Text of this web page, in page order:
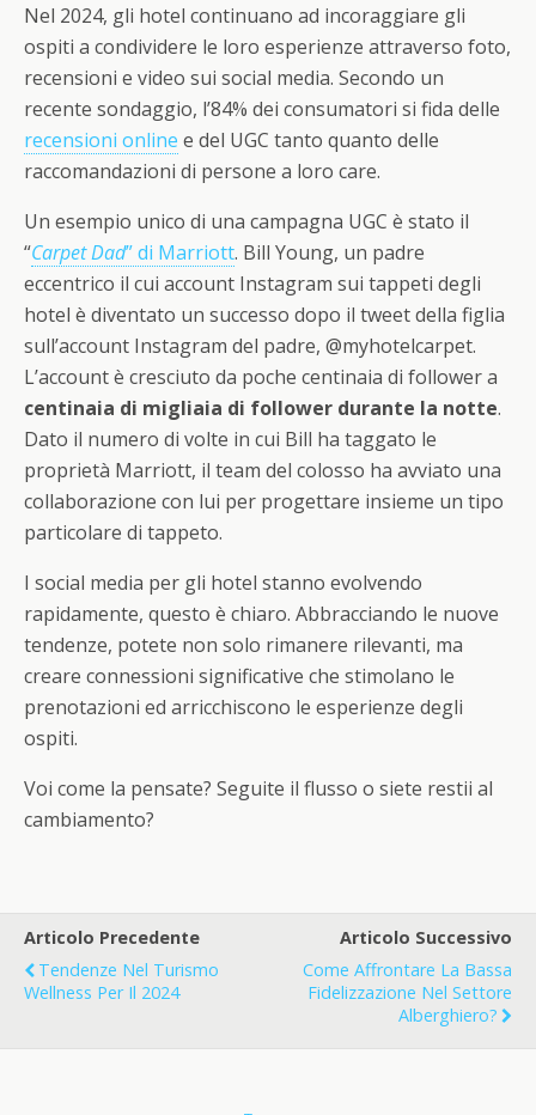
Nel 2024, gli hotel continuano ad incoraggiare gli
ospiti a condividere le loro esperienze attraverso foto,
recensioni e video sui social media. Secondo un
recente sondaggio, l’84% dei consumatori si fida delle
recensioni online e del UGC tanto quanto delle
raccomandazioni di persone a loro care.
Un esempio unico di una campagna UGC è stato il
“Carpet Dad” di Marriott. Bill Young, un padre
eccentrico il cui account Instagram sui tappeti degli
hotel è diventato un successo dopo il tweet della figlia
sull’account Instagram del padre, @myhotelcarpet.
L’account è cresciuto da poche centinaia di follower a
centinaia di migliaia di follower durante la notte.
Dato il numero di volte in cui Bill ha taggato le
proprietà Marriott, il team del colosso ha avviato una
collaborazione con lui per progettare insieme un tipo
particolare di tappeto.
I social media per gli hotel stanno evolvendo
rapidamente, questo è chiaro. Abbracciando le nuove
tendenze, potete non solo rimanere rilevanti, ma
creare connessioni significative che stimolano le
prenotazioni ed arricchiscono le esperienze degli
ospiti.
Voi come la pensate? Seguite il flusso o siete restii al
cambiamento?
Articolo Precedente
Tendenze Nel Turismo
Wellness Per Il 2024
Articolo Successivo
Come Affrontare La Bassa
Fidelizzazione Nel Settore
Alberghiero?